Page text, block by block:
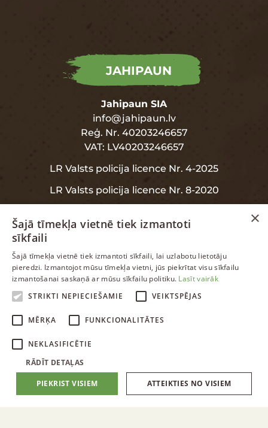
JAHIPAUN
Jahipaun SIA
info@jahipaun.lv
Reģ. Nr. 40203246657
VAT: LV40203246657
LR Valsts policija licence Nr. 4-2025
LR Valsts policija licence Nr. 8-2020
INFORMĀCIJA
Garantija
Datu aizsardzība
ENGLISH
×
Šajā tīmekļa vietnē tiek izmantoti
sīkfaili
Šajā tīmekļa vietnē tiek izmantoti sīkfaili, lai uzlabotu lietotāju
pieredzi. Izmantojot mūsu tīmekļa vietni, jūs piekrītat visu sīkfailu
izmantošanai saskaņā ar mūsu sīkfailu politiku. Lasīt vairāk
STRIKTI NEPIECIEŠAMIE
VEIKTSPĒJAS
MĒRĶA FUNKCIONALITĀTES
NEKLASIFICĒTIE
RĀDĪT DETAĻAS
PIEKRIST VISIEM ATTEIKTIES NO VISIEM